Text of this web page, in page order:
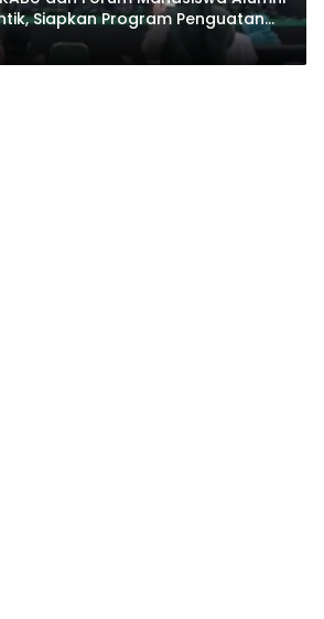
Siapkan Program Penguatan